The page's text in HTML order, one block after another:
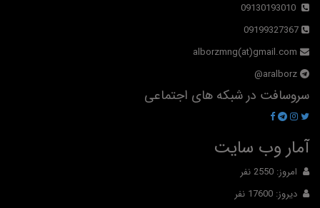
09130193010
09199327367
alborzmng(at)gmail.com
aralborz@
سروسافت در شبکه های اجتماعی
آمار وب سایت
امروز: 2550 نفر
دیروز: 17600 نفر